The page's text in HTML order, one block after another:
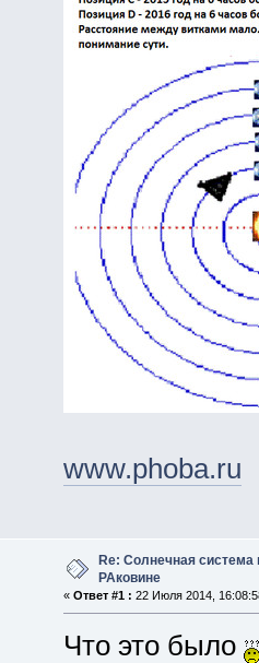
www.phoba.ru
Re: Солнечная система
РАковине
« Ответ #1 : 22 Июля 2014,
Что это было